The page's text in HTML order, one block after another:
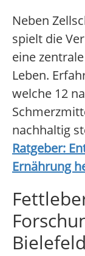
Neben
spielt die
eine
Leben.
welche 12
nachhaltig
Ratgeber:
Ernährung